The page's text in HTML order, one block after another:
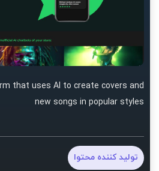
that uses AI to create covers and
new songs in popular styles
تولید کننده محتوا